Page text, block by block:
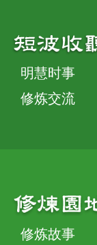
明慧时事
修炼交流
修炼故事